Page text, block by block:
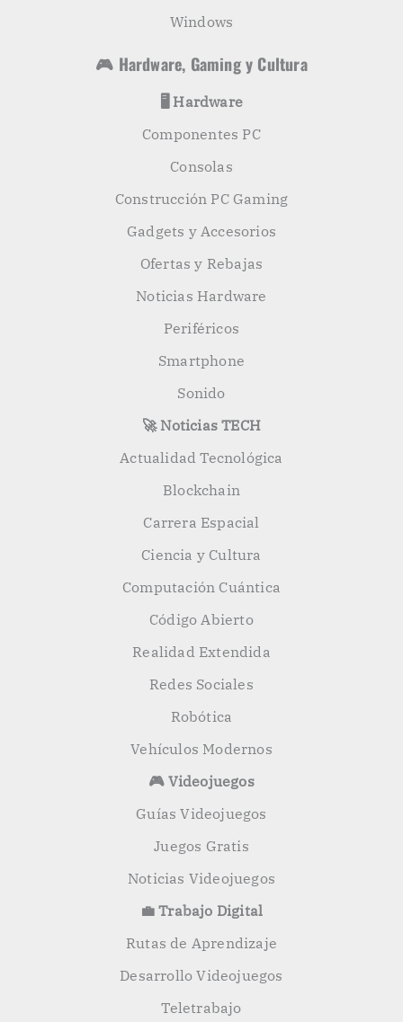
Windows
🎮 Hardware, Gaming y Cultura
🖥️ Hardware
Componentes PC
Consolas
Construcción PC Gaming
Gadgets y Accesorios
Ofertas y Rebajas
Noticias Hardware
Periféricos
Smartphone
Sonido
🚀 Noticias TECH
Actualidad Tecnológica
Blockchain
Carrera Espacial
Ciencia y Cultura
Computación Cuántica
Código Abierto
Realidad Extendida
Redes Sociales
Robótica
Vehículos Modernos
🎮 Videojuegos
Guías Videojuegos
Juegos Gratis
Noticias Videojuegos
💼 Trabajo Digital
Rutas de Aprendizaje
Desarrollo Videojuegos
Teletrabajo